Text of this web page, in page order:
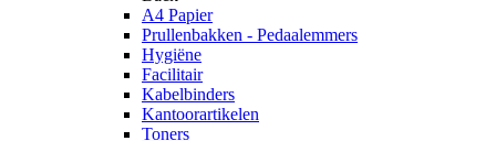
A4 Papier
Prullenbakken - Pedaalemmers
Hygiëne
Facilitair
Kabelbinders
Kantoorartikelen
Toners